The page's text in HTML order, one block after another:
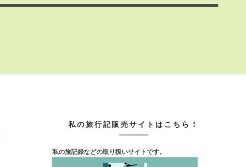
私の旅行記販売サイトはこちら！
私の旅記録などの取り扱いサイトです。